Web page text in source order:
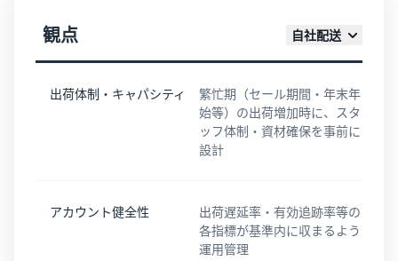
観点 自社配送
出荷体制・キャパシティ
繁忙期（セール期間・年末年
始等）の出荷増加時に、スタ
ッフ体制・資材確保を事前に
設計
アカウント健全性
出荷遅延率・有効追跡率等の
各指標が基準内に収まるよう
運用管理